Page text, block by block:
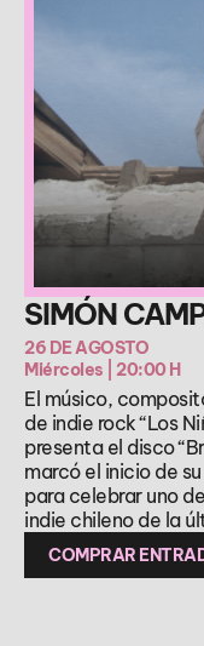
SIMÓN
26 DE AGOSTO
Miércoles | 20:00 H
El músico,
de indie rock “Los
presenta el disco
marcó el inicio de
para celebrar uno
indie chileno de la
COMPRAR